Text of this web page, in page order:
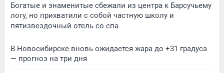
Богатые и знаменитые сбежали из центра к Барсучьему
логу, но прихватили с собой частную школу и
пятизвездочный отель со спа
В Новосибирске вновь ожидается жара до +31 градуса
— прогноз на три дня